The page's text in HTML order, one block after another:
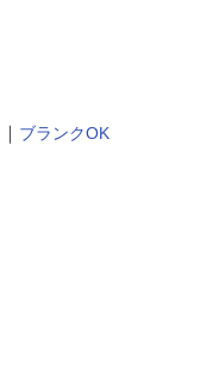
｜ ブランクOK